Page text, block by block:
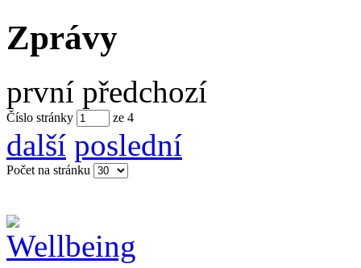
Zprávy
první předchozí
Číslo stránky ze 4
další poslední
Počet na stránku